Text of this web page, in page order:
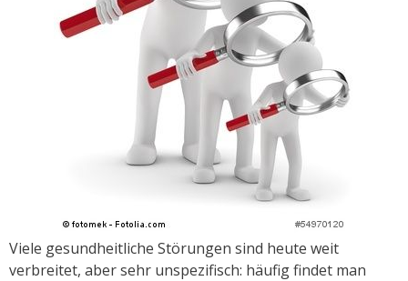
Viele gesundheitliche Störungen sind heute weit
verbreitet, aber sehr unspezifisch: häufig findet man